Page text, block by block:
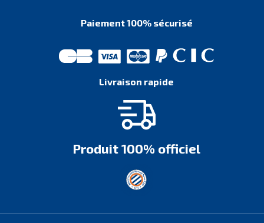
Paiement 100% sécurisé
Livraison rapide
Produit 100% officiel